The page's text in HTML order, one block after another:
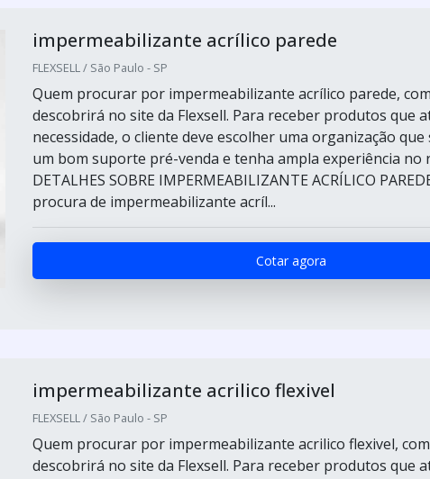
impermeabilizante acrílico parede
FLEXSELL / São Paulo - SP
Quem procurar por impermeabilizante acrílico parede,
descobrirá no site da Flexsell. Para receber produtos que
necessidade, o cliente deve escolher uma organização
um bom suporte pré-venda e tenha ampla experiência no
DETALHES SOBRE IMPERMEABILIZANTE ACRÍLICO
procura de impermeabilizante acríl...
Cotar agora
impermeabilizante acrilico flexivel
FLEXSELL / São Paulo - SP
Quem procurar por impermeabilizante acrilico flexivel,
descobrirá no site da Flexsell. Para receber produtos que